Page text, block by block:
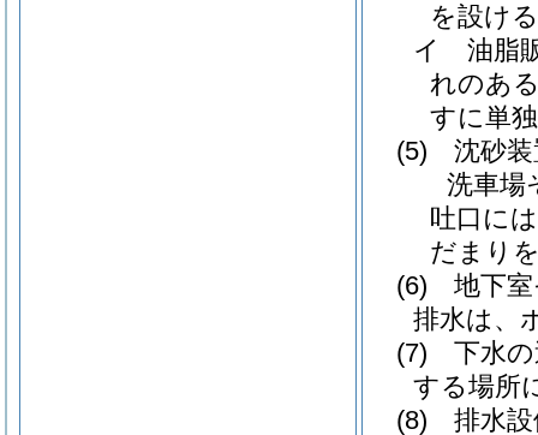
を設け
イ
油脂
れのあ
すに単
(5)
沈砂
洗車場
吐口に
だまり
(6)
地下
排水は、
(7)
下水
する場所
(8)
排水